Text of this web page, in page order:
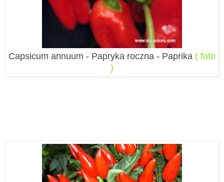
Capsicum annuum - Papryka roczna - Paprika ( foto
)